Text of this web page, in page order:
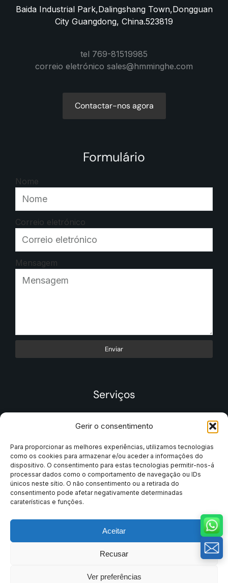
Gerir o consentimento
Para proporcionar as melhores experiências, utilizamos tecnologias
como os cookies para armazenar e/ou aceder a informações do
dispositivo. O consentimento para estas tecnologias permitir-nos-á
processar dados como o comportamento de navegação ou IDs
únicos neste sítio. O não consentimento ou a retirada do
consentimento pode afetar negativamente determinadas
caraterísticas e funções.
Aceitar
Recusar
Ver preferências
Baida Industrial Park,Dalingshang Town,Dongguan
City Guangdong, China.523819
tel 769-81519985
correio eletrónico sales@hmminghe.com
Contactar-nos agora
Formulário
Nome
Correio eletrónico
Mensagem
Enviar
Serviços
© 2025 MinHe Company. Todos os direitos reservados.